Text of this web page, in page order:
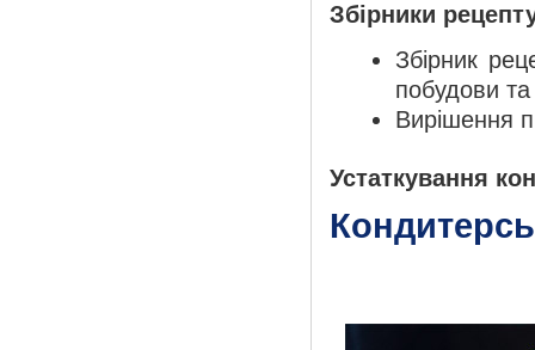
Збірники
Збірник
побудови та
Вирішення
Устаткування